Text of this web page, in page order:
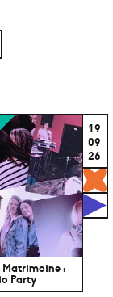
Matrimoine :
Party
19
09
26